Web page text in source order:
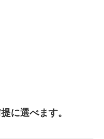
に選べます。